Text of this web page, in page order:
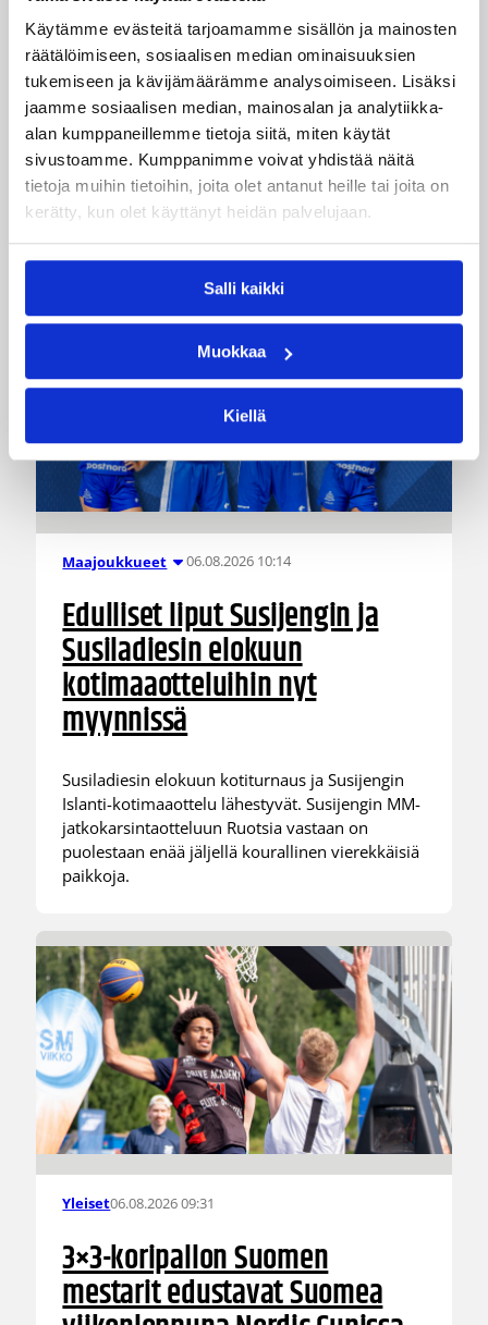
Käytämme evästeitä tarjoamamme sisällön ja mainosten
räätälöimiseen, sosiaalisen median ominaisuuksien
tukemiseen ja kävijämäärämme analysoimiseen. Lisäksi
jaamme sosiaalisen median, mainosalan ja analytiikka-
alan kumppaneillemme tietoja siitä, miten käytät
sivustoamme. Kumppanimme voivat yhdistää näitä
tietoja muihin tietoihin, joita olet antanut heille tai joita on
kerätty, kun olet käyttänyt heidän palvelujaan.
Salli kaikki
Muokkaa
Kiellä
joukkueet aloittivat Nordic Cup
-urakkansa Kööpenhaminassa
Naisten joukkue nappasi avauspäivänä kaksi
voittoa neljästä ottelustaan, kun taas miesten
joukkue haastoi vastustajiaan tiukoissa
kamppailuissa, mutta jäi tällä kertaa ilman
voittoja.
Maajoukkueet 06.08.2026 10:14
Edulliset liput Susijengin ja
Susiladiesin elokuun
kotimaaotteluihin nyt
myynnissä
Susiladiesin elokuun kotiturnaus ja Susijengin
Islanti-kotimaaottelu lähestyvät. Susijengin MM-
jatkokarsintaotteluun Ruotsia vastaan on
puolestaan enää jäljellä kourallinen vierekkäisiä
paikkoja.
Yleiset06.08.2026 09:31
3×3-koripallon Suomen
mestarit edustavat Suomea